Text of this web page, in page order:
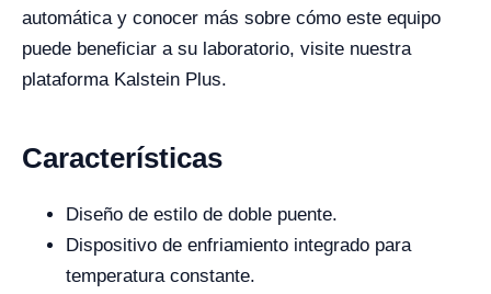
automática y conocer más sobre cómo este equipo
puede beneficiar a su laboratorio, visite nuestra
plataforma Kalstein Plus.
Características
Diseño de estilo de doble puente.
Dispositivo de enfriamiento integrado para
temperatura constante.